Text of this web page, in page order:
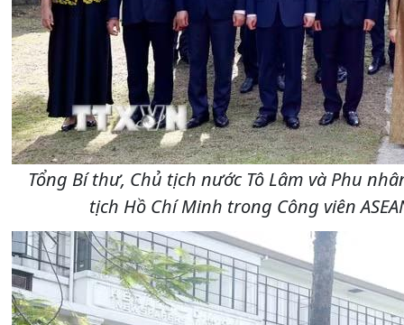
Tổng Bí thư, Chủ tịch nước Tô Lâm và Phu
tịch Hồ Chí Minh trong Công viên